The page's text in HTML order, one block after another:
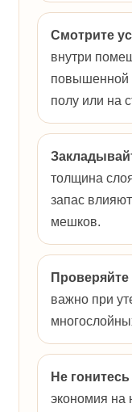
Смотрите
внутри
повышенной
полу или на
толщина
запас
мешков.
важно при
Не
экономия на